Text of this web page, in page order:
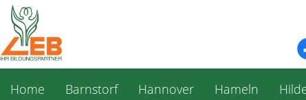
überspringen
Home Barnstorf Hannover Hameln